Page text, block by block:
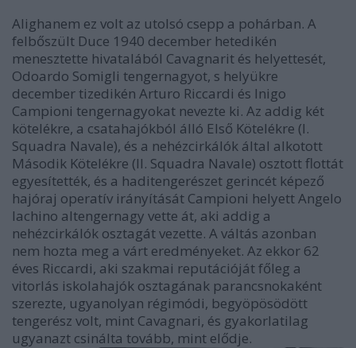
Alighanem ez volt az utolsó csepp a pohárban. A
felbőszült Duce 1940 december hetedikén
menesztette hivatalából Cavagnarit és helyettesét,
Odoardo Somigli tengernagyot, s helyükre
december tizedikén Arturo Riccardi és Inigo
Campioni tengernagyokat nevezte ki. Az addig két
kötelékre, a csatahajókból álló Első Kötelékre (I.
Squadra Navale), és a nehézcirkálók által alkotott
Második Kötelékre (II. Squadra Navale) osztott flottát
egyesítették, és a haditengerészet gerincét képező
hajóraj operatív irányítását Campioni helyett Angelo
Iachino altengernagy vette át, aki addig a
nehézcirkálók osztagát vezette. A váltás azonban
nem hozta meg a várt eredményeket. Az ekkor 62
éves Riccardi, aki szakmai reputációját főleg a
vitorlás iskolahajók osztagának parancsnokaként
szerezte, ugyanolyan régimódi, begyöpösödött
tengerész volt, mint Cavagnari, és gyakorlatilag
ugyanazt csinálta tovább, mint elődje.